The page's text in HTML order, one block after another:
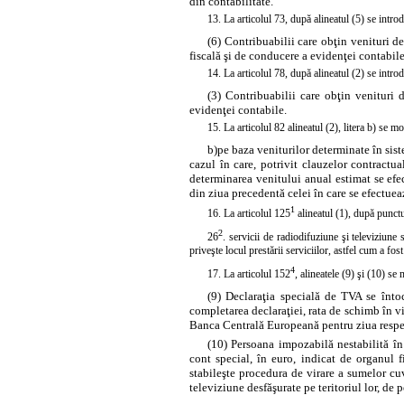
13. La articolul 73, după alineatul (5) se
(6) Contribuabilii care obţin venituri
fiscală şi de conducere a evidenţei
14. La articolul 78, după alineatul (2) se
(3) Contribuabilii care obţin venituri
evidenţei contabile.
15. La articolul 82 alineatul (2), litera b) se
b)pe baza veniturilor determinate în
cazul în care, potrivit clauzelor
determinarea venitului anual estimat se
din ziua precedentă celei în care se
16. La articolul 1251 alineatul (1), după
262
. servicii de radiodifuziune şi
priveşte locul prestării serviciilor, astfel cum a
17. La articolul 1524 , alineatele (9) şi (10) se
(9) Declaraţia specială de TVA se
completarea declaraţiei, rata de schimb în
Banca Centrală Europeană pentru ziua
(10) Persoana impozabilă nestabilită
cont special, în euro, indicat de organul
stabileşte procedura de virare a sumelor
televiziune desfăşurate pe teritoriul lor, de